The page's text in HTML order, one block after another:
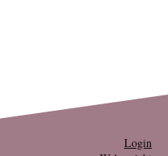
Login